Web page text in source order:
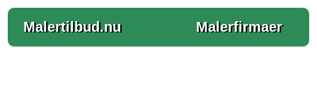
Malertilbud.nu Malerfirmaer